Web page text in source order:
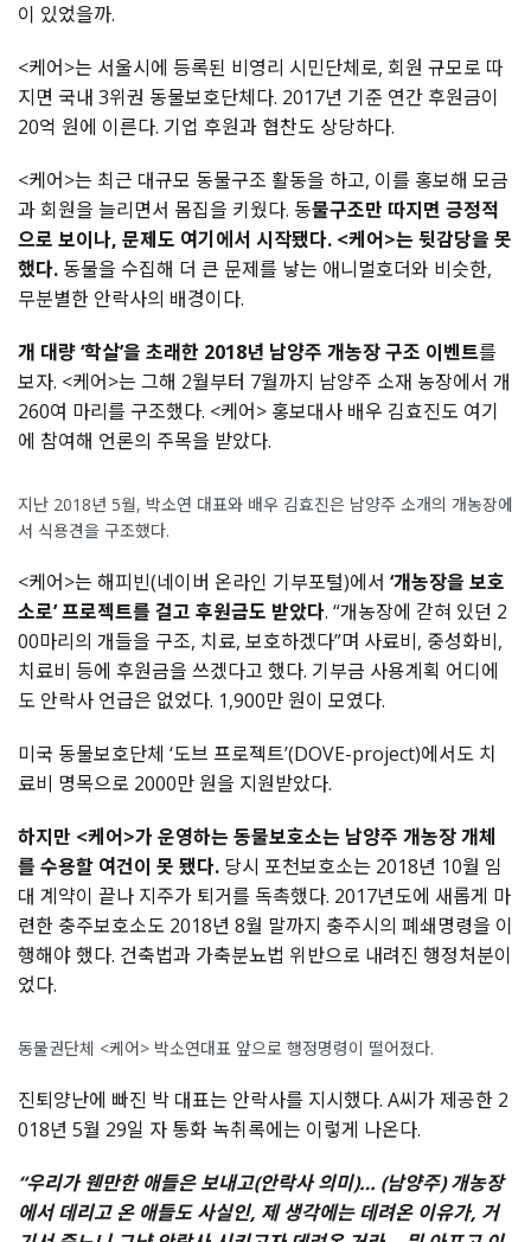
이 있었을까.
<케어>는 서울시에 등록된 비영리 시민단체로, 회원 규모로 따
지면 국내 3위권 동물보호단체다. 2017년 기준 연간 후원금이
20억 원에 이른다. 기업 후원과 협찬도 상당하다.
<케어>는 최근 대규모 동물구조 활동을 하고, 이를 홍보해 모금
과 회원을 늘리면서 몸집을 키웠다. 동물구조만 따지면 긍정적
으로 보이나, 문제도 여기에서 시작됐다. <케어>는 뒷감당을 못
했다. 동물을 수집해 더 큰 문제를 낳는 애니멀호더와 비슷한,
무분별한 안락사의 배경이다.
개 대량 ‘학살’을 초래한 2018년 남양주 개농장 구조 이벤트를
보자. <케어>는 그해 2월부터 7월까지 남양주 소재 농장에서 개
260여 마리를 구조했다. <케어> 홍보대사 배우 김효진도 여기
에 참여해 언론의 주목을 받았다.
지난 2018년 5월, 박소연 대표와 배우 김효진은 남양주 소개의 개농장에
서 식용견을 구조했다.
<케어>는 해피빈(네이버 온라인 기부포털)에서 ‘개농장을 보호
소로’ 프로젝트를 걸고 후원금도 받았다. “개농장에 갇혀 있던 2
00마리의 개들을 구조, 치료, 보호하겠다”며 사료비, 중성화비,
치료비 등에 후원금을 쓰겠다고 했다. 기부금 사용계획 어디에
도 안락사 언급은 없었다. 1,900만 원이 모였다.
미국 동물보호단체 ‘도브 프로젝트’(DOVE-project)에서도 치
료비 명목으로 2000만 원을 지원받았다.
하지만 <케어>가 운영하는 동물보호소는 남양주 개농장 개체
를 수용할 여건이 못 됐다. 당시 포천보호소는 2018년 10월 임
대 계약이 끝나 지주가 퇴거를 독촉했다. 2017년도에 새롭게 마
련한 충주보호소도 2018년 8월 말까지 충주시의 폐쇄명령을 이
행해야 했다. 건축법과 가축분뇨법 위반으로 내려진 행정처분이
었다.
동물권단체 <케어> 박소연대표 앞으로 행정명령이 떨어졌다.
진퇴양난에 빠진 박 대표는 안락사를 지시했다. A씨가 제공한 2
018년 5월 29일 자 통화 녹취록에는 이렇게 나온다.
“우리가 웬만한 애들은 보내고(안락사 의미)… (남양주) 개농장
에서 데리고 온 애들도 사실인, 제 생각에는 데려온 이유가, 거